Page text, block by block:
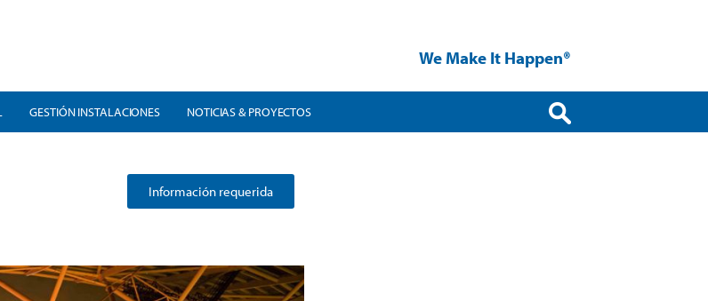
We Make It Happen®
GESTIÓN INSTALACIONES NOTICIAS & PROYECTOS
Información requerida